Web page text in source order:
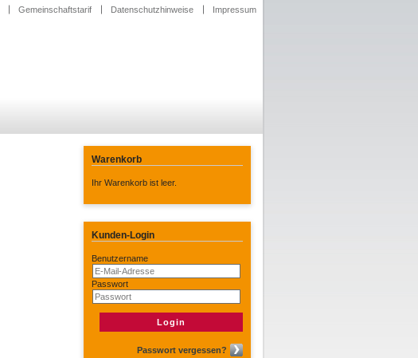
Gemeinschaftstarif Datenschutzhinweise Impressum
Warenkorb
Ihr Warenkorb ist leer.
Kunden-Login
Benutzername
Passwort
Passwort vergessen?